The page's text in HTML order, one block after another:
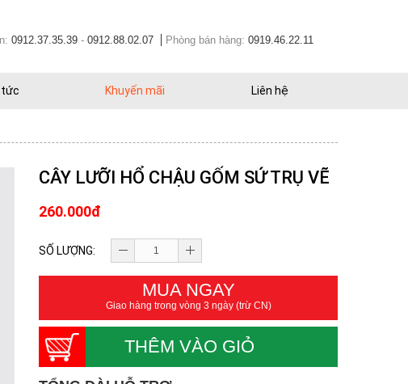
0912.37.35.39 - 0912.88.02.07 Phòng bán hàng: 0919.46.22.11
tức Khuyến mãi Liên hệ
CÂY LƯỠI HỔ CHẬU GỐM SỨ TRỤ VẼ
260.000đ
SỐ LƯỢNG:
MUA NGAY
Giao hàng trong vòng 3 ngày (trừ CN)
THÊM VÀO GIỎ